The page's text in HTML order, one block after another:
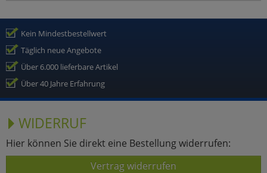
Kein Mindestbestellwert
Täglich neue Angebote
Über 6.000 lieferbare Artikel
Über 40 Jahre Erfahrung
WIDERRUF
Hier können Sie direkt eine Bestellung widerrufen:
Vertrag widerrufen